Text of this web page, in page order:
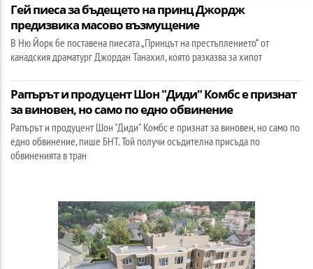
Гей пиеса за бъдещето на принц Джордж
предизвика масово възмущение
В Ню Йорк бе поставена пиесата „Принцът на престъплението“ от
канадския драматург Джордан Танахил, която разказва за хипот
Рапърът и продуцент Шон "Диди" Комбс е признат
за виновен, но само по едно обвинение
Рапърът и продуцент Шон "Диди" Комбс е признат за виновен, но само по
едно обвинение, пише БНТ. Той получи осъдителна присъда по
обвиненията в тран